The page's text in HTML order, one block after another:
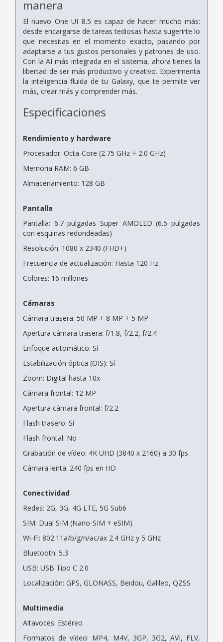
manera
El nuevo One UI 8.5 es capaz de hacer mucho más:
desde encargarse de tareas tediosas hasta sugerirte lo
que necesitas en el momento exacto, pasando por
adaptarse a tus gustos personales y patrones de uso.
Con la AI más integrada en el sistema, ahora tienes la
libertad de ser más productivo y creativo. Experimenta
la inteligencia fluida de tu Galaxy, que te permite ver
más, crear más y comprender más.
Especificaciones
Rendimiento y hardware
Procesador: Octa-Core (2.75 GHz + 2.0 GHz)
Memoria RAM: 6 GB
Almacenamiento: 128 GB
Pantalla
Pantalla: 6.7 pulgadas Super AMOLED (6.5 pulgadas
con esquinas redondeadas)
Resolución: 1080 x 2340 (FHD+)
Frecuencia de actualización: Hasta 120 Hz
Colores: 16 millones
Cámaras
Cámara trasera: 50 MP + 8 MP + 5 MP
Apertura cámara trasera: f/1.8, f/2.2, f/2.4
Enfoque automático: Sí
Estabilización óptica (OIS): Sí
Zoom: Digital hasta 10x
Cámara frontal: 12 MP
Apertura cámara frontal: f/2.2
Flash trasero: Sí
Flash frontal: No
Grabación de vídeo: 4K UHD (3840 x 2160) a 30 fps
Cámara lenta: 240 fps en HD
Conectividad
Redes: 2G, 3G, 4G LTE, 5G Sub6
SIM: Dual SIM (Nano-SIM + eSIM)
Wi-Fi: 802.11a/b/g/n/ac/ax 2.4 GHz y 5 GHz
Bluetooth: 5.3
USB: USB Tipo C 2.0
Localización: GPS, GLONASS, Beidou, Galileo, QZSS
Multimedia
Altavoces: Estéreo
Formatos de vídeo: MP4, M4V, 3GP, 3G2, AVI, FLV,